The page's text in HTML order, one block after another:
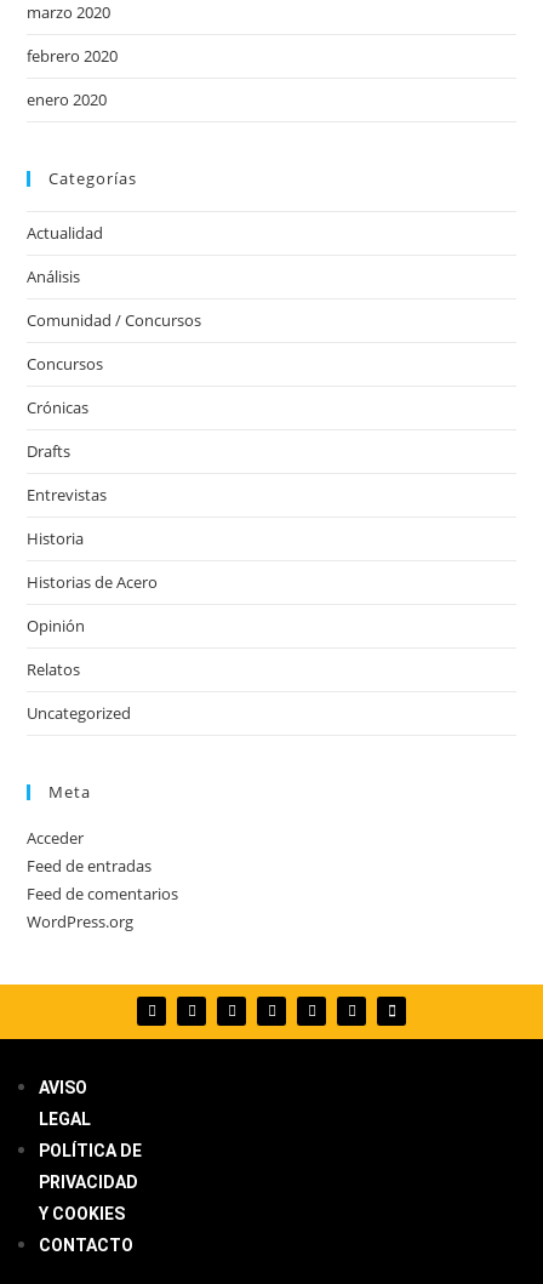
marzo 2020
febrero 2020
enero 2020
Categorías
Actualidad
Análisis
Comunidad / Concursos
Concursos
Crónicas
Drafts
Entrevistas
Historia
Historias de Acero
Opinión
Relatos
Uncategorized
Meta
Acceder
Feed de entradas
Feed de comentarios
WordPress.org
AVISO
LEGAL
POLÍTICA DE
PRIVACIDAD
Y COOKIES
CONTACTO